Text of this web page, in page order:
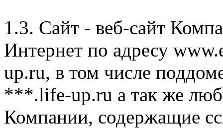
1.3. Сайт - веб-сайт
Интернет по адресу
up.ru, в том числе
***.life-up.ru а так же
Компании, содержащие